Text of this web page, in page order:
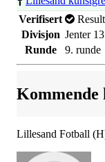
Verifisert
Divisjon Jenter
Runde
9. runde
Kommende
Lillesand Fotball